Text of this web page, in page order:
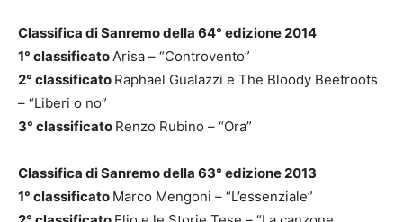
Classifica di Sanremo della 64° edizione 2014
1° classificatoArisa – “Controvento”
2° classificato Raphael Gualazzi e The Bloody Beetroots
– “Liberi o no”
3° classificato Renzo Rubino – “Ora”
Classifica di Sanremo della 63° edizione 2013
1° classificato Marco Mengoni – “L’essenziale”